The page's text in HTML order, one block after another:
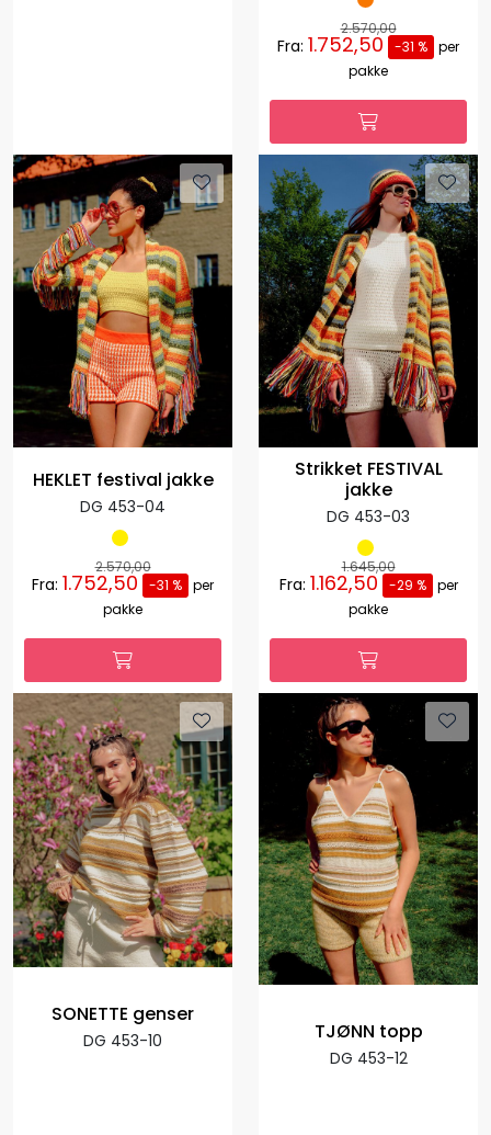
2.570,00
Fra: 1.752,50 -31 % per
pakke
HEKLET festival jakke
DG 453-04
2.570,00
Fra: 1.752,50 -31 % per
pakke
Strikket FESTIVAL
jakke
DG 453-03
1.645,00
Fra: 1.162,50 -29 %
per
pakke
SONETTE genser
DG 453-10 TJØNN topp
DG 453-12